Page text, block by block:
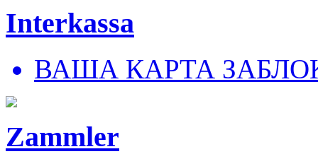
Interkassa
ВАША КАРТА
Zammler